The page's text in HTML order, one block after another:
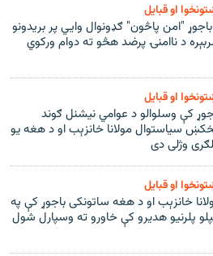
او قبایل
"امن پاڅون" ګډونوال وايي پر بریدونو
د ناامنۍ پرضد هڅو ته دوام ورکوي
او قبایل
کې وسلوالو د عوامي نیشنل ګوند
سیاستوال مولانا خانزېب او د هغه یو
وژلی دی
او قبایل
خانزېب او د هغه ساتونکی باجوړ کې په
پلرنیو هدیرو کې خاورو ته وسپارل شول